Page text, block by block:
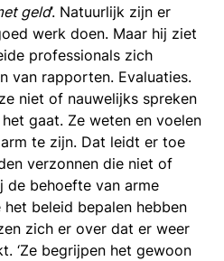
geld’. Natuurlijk zijn er
werk doen. Maar hij ziet
professionals zich
van rapporten. Evaluaties.
niet of nauwelijks spreken
gaat. Ze weten en voelen
te zijn. Dat leidt er toe
verzonnen die niet of
de behoefte van arme
het beleid bepalen hebben
zich er over dat er weer
‘Ze begrijpen het gewoon